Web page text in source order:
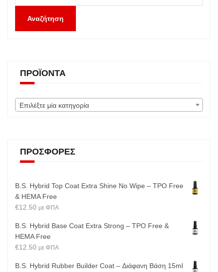
Αναζήτηση
ΠΡΟΪΌΝΤΑ
Επιλέξτε μία κατηγορία
ΠΡΟΣΦΟΡΈΣ
B.S. Hybrid Top Coat Extra Shine No Wipe – TPO Free
& HEMA Free
€12.50 με ΦΠΑ
B.S. Hybrid Base Coat Extra Strong – TPO Free &
HEMA Free
€12.50 με ΦΠΑ
B.S. Hybrid Rubber Builder Coat – Διάφανη Βάση 15ml